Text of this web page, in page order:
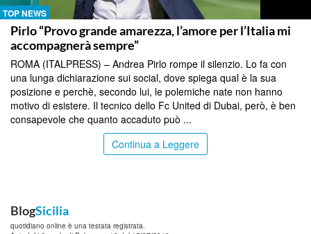
TOP NEWS
Pirlo “Provo grande amarezza, l’amore per l’Italia mi
accompagnerà sempre”
ROMA (ITALPRESS) – Andrea Pirlo rompe il silenzio. Lo fa con
una lunga dichiarazione sui social, dove spiega qual è la sua
posizione e perchè, secondo lui, le polemiche nate non hanno
motivo di esistere. Il tecnico dello Fc United di Dubai, però, è ben
consapevole che quanto accaduto può ...
Continua a Leggere
BlogSicilia
quotidiano online è una testata registrata.